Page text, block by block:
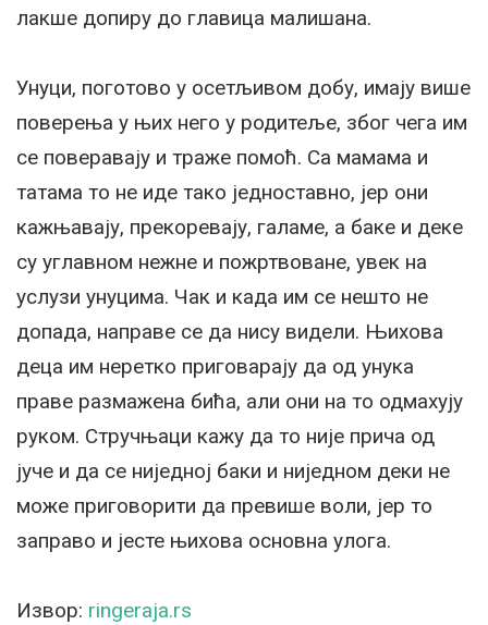
лакше допиру до главица малишана.
Унуци, поготово у осетљивом добу, имају више
поверења у њих него у родитеље, због чега им
се поверавају и траже помоћ. Са мамама и
татама то не иде тако једноставно, јер они
кажњавају, прекоревају, галаме, а баке и деке
су углавном нежне и пожртвоване, увек на
услузи унуцима. Чак и када им се нешто не
допада, направе се да нису видели. Њихова
деца им неретко приговарају да од унука
праве размажена бића, али они на то одмахују
руком. Стручњаци кажу да то није прича од
јуче и да се ниједној баки и ниједном деки не
може приговорити да превише воли, јер то
заправо и јесте њихова основна улога.
Извор: ringeraja.rs